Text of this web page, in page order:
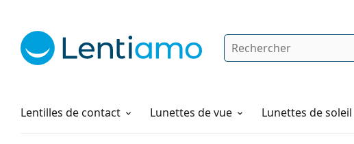
Rechercher
Lentilles de contact
Solutions Lunettes de vue Lunettes de soleil
Comment commander